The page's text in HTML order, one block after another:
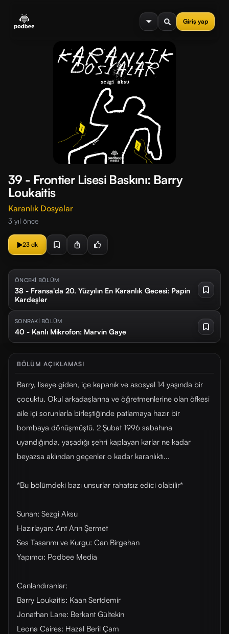
Giriş yap
menu
39 - Frontier Lisesi Baskını: Barry
Loukaitis
Karanlık Dosyalar
3 yıl önce
23 dk
ÖNCEKİ BÖLÜM
38 - Fransa'da 20. Yüzyılın En Karanlık Gecesi: Papin
Kardeşler
SONRAKİ BÖLÜM
40 - Kanlı Mikrofon: Marvin Gaye
BÖLÜM AÇIKLAMASI
Barry, liseye giden, içe kapanık ve asosyal 14 yaşında bir
çocuktu. Okul arkadaşlarına ve öğretmenlerine olan öfkesi
aile içi sorunlarla birleştiğinde patlamaya hazır bir
bombaya dönüşmüştü. 2 Şubat 1996 sabahına
uyandığında, yaşadığı şehri kaplayan karlar ne kadar
beyazsa aklından geçenler o kadar karanlıktı...
*Bu bölümdeki bazı unsurlar rahatsız edici olabilir*
Sunan: Sezgi Aksu
Hazırlayan: Ant Arın Şermet
Ses Tasarımı ve Kurgu: Can Birgehan
Yapımcı: Podbee Media
Canlandıranlar:
Barry Loukaitis: Kaan Sertdemir
Jonathan Lane: Berkant Gültekin
Leona Caires: Hazal Beril Çam